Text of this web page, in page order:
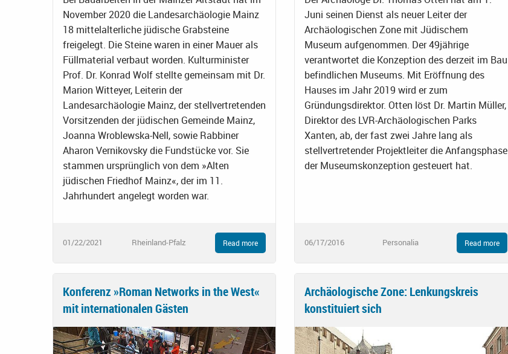
November 2020 die Landesarchäologie Mainz
18 mittelalterliche jüdische Grabsteine
freigelegt. Die Steine waren in einer Mauer als
Füllmaterial verbaut worden. Kulturminister
Prof. Dr. Konrad Wolf stellte gemeinsam mit Dr.
Marion Witteyer, Leiterin der
Landesarchäologie Mainz, der stellvertretenden
Vorsitzenden der jüdischen Gemeinde Mainz,
Joanna Wroblewska-Nell, sowie Rabbiner
Aharon Vernikovsky die Fundstücke vor. Sie
stammen ursprünglich von dem »Alten
jüdischen Friedhof Mainz«, der im 11.
Jahrhundert angelegt worden war.
01/22/2021 Rheinland-Pfalz Read more
Juni seinen Dienst als neuer Leiter der
Archäologischen Zone mit Jüdischem
Museum aufgenommen. Der 49jährige
verantwortet die Konzeption des derzeit im Bau
befindlichen Museums. Mit Eröffnung des
Hauses im Jahr 2019 wird er zum
Gründungsdirektor. Otten löst Dr. Martin Müller,
Direktor des LVR-Archäologischen Parks
Xanten, ab, der fast zwei Jahre lang als
stellvertretender Projektleiter die Anfangsphase
der Museumskonzeption gesteuert hat.
06/17/2016 Personalia Read more
Konferenz »Roman Networks in the West«
mit internationalen Gästen
Archäologische Zone: Lenkungskreis
konstituiert sich